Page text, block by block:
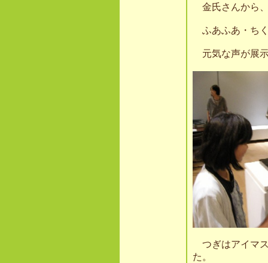
金氏さんから
ふあふあ・ち
元気な声が展
つぎはアイマ
た。